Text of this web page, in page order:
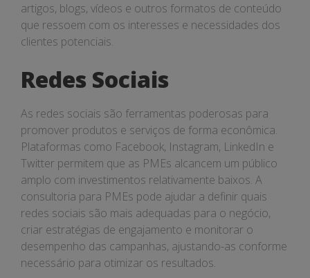
artigos, blogs, vídeos e outros formatos de conteúdo
que ressoem com os interesses e necessidades dos
clientes potenciais.
Redes Sociais
As redes sociais são ferramentas poderosas para
promover produtos e serviços de forma econômica.
Plataformas como Facebook, Instagram, LinkedIn e
Twitter permitem que as PMEs alcancem um público
amplo com investimentos relativamente baixos. A
consultoria para PMEs pode ajudar a definir quais
redes sociais são mais adequadas para o negócio,
criar estratégias de engajamento e monitorar o
desempenho das campanhas, ajustando-as conforme
necessário para otimizar os resultados.